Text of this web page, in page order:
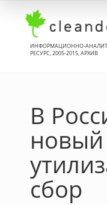
ИНФОРМАЦИОННО-
РЕСУРС, 2005-2015, АРХИВ
В
новый
сбор